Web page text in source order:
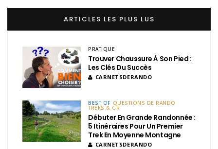
ARTICLES LES PLUS LUS
PRATIQUE
Trouver Chaussure À Son Pied :
Les Clés Du Succès
CARNETSDERANDO
BEST OF QUESTIONS DE RANDO
TREKS & GR
Débuter En Grande Randonnée :
5 Itinéraires Pour Un Premier
Trek En Moyenne Montagne
CARNETSDERANDO